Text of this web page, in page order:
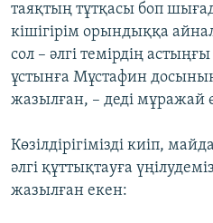
таяқтың тұтқасы боп
кішігірім орындыққа
сол – әлгі темірдің
ұстынға Мұстафин
жазылған, – деді мұражай
Көзілдірігімізді киіп,
әлгі құттықтауға
жазылған екен: